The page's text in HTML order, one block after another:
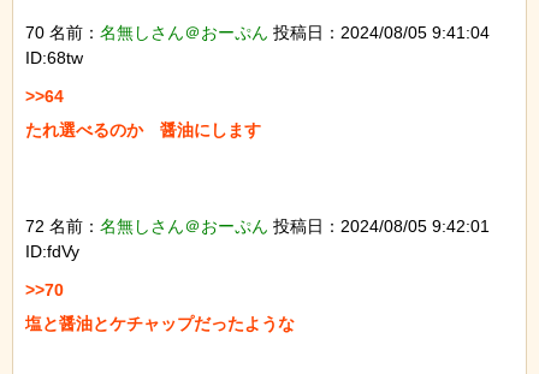
70 名前： 名無しさん＠おーぷん 投稿日：2024/08/05 9:41:04
ID:68tw
>>64
たれ選べるのか　醤油にします
72 名前： 名無しさん＠おーぷん 投稿日：2024/08/05 9:42:01
ID:fdVy
>>70
塩と醤油とケチャップだったような